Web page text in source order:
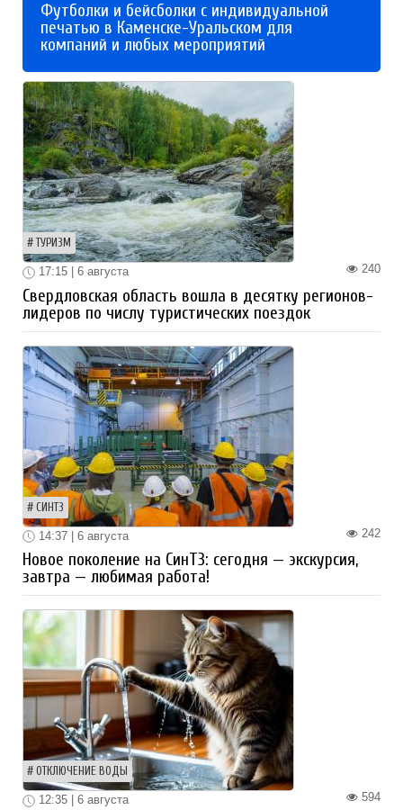
Футболки и бейсболки с индивидуальной
печатью в Каменске-Уральском для
компаний и любых мероприятий
ТУРИЗМ
240
17:15 | 6 августа
Свердловская область вошла в десятку регионов-
лидеров по числу туристических поездок
СИНТЗ
242
14:37 | 6 августа
Новое поколение на СинТЗ: сегодня — экскурсия,
завтра — любимая работа!
ОТКЛЮЧЕНИЕ ВОДЫ
594
12:35 | 6 августа